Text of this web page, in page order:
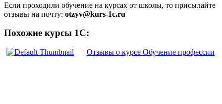
Если проходили обучение на курсах от школы, то присылайте
отзывы на почту: otzyv@kurs-1c.ru
Похожие курсы 1С:
Отзывы о курсе Обучение профессии